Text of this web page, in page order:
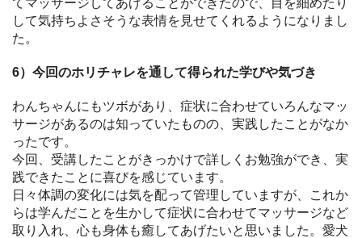
して気持ちよさそうな表情を見せてくれるようになりまし
た。
6）今回のホリチャレを通して得られた学びや気づき
わんちゃんにもツボがあり、症状に合わせていろんなマッ
サージがあるのは知っていたものの、実践したことがなか
ったです。
今回、受講したことがきっかけで詳しくお勉強ができ、実
践できたことに喜びを感じています。
日々体調の変化には気を配って管理していますが、これか
らは学んだことを生かして症状に合わせてマッサージなど
取り入れ、心も身体も癒してあげたいと思いました。愛犬